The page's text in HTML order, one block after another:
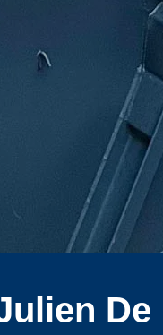
De